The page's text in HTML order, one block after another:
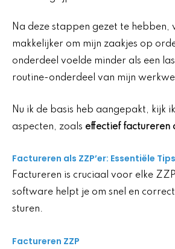
Na deze stappen gezet te hebben,
makkelijker om mijn zaakjes op
onderdeel voelde minder als een
routine-onderdeel van mijn
Nu ik de basis heb aangepakt, kijk
aspecten, zoals effectief factureren
Factureren als ZZP’er: Essentiële
Factureren is cruciaal voor elke
software helpt je om snel en
sturen.
Factureren ZZP